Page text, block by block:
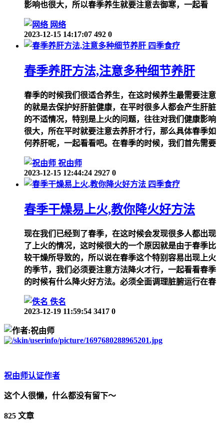
影响也很大，所以春季养生就要注意去御寒，一起看
网络
2023-12-15 14:17:07 492 0
四季食疗
春季养肝方法,注意多种细节养肝
春季的时候我们很适合养生，在这时候养生最需要注意
的就是去保护好肝脏健康，在平时很多人都会产生肝脏
的不适情况，特别是上火的问题，往往对我们健康影响
很大，所在平时就要注意去养肝才行，那么具体春季如
何养肝呢，一起看看吧。在春季的时候，我们首先需要
祝由师
2023-12-15 12:44:24 2927 0
四季食疗
春季干燥易上火,教你降火好方法
现在我们已经到了春季，在这时候会发现很多人都出现
了上火的情况，这时候很大的一个原因就是由于春季比
较干燥所导致的，所以说在春季这个特别容易出现上火
的季节，我们必须要注意方法降火才行，一起看看春季
的时候有什么降火好方法。必须全面调理脏腑运行在春
佚名
2023-12-19 11:59:54 3417 0
祝由师认证作者
这个人很懒，什么都没有留下～
825 文章